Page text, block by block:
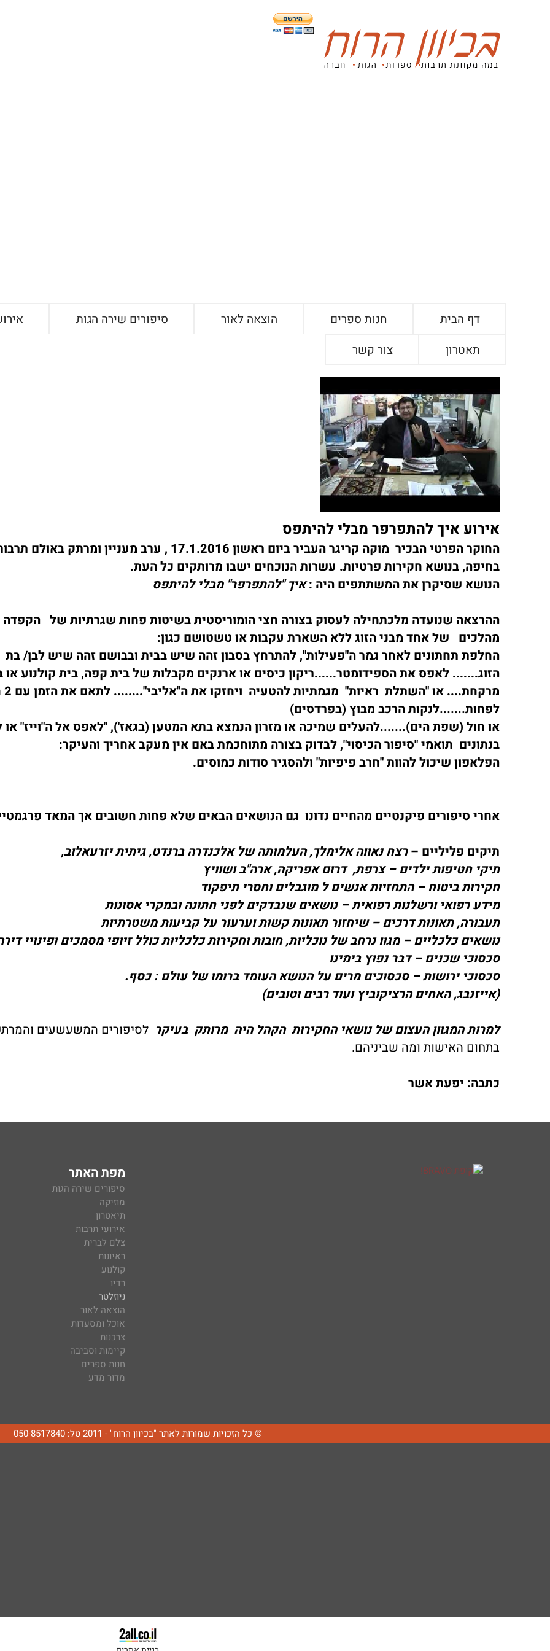
דף הבית חנות ספרים הוצאה לאור סיפורים שירה הגות
תאטרון
צור קשר
אירוע איך להתפרפר מבלי להיתפס
החוקר הפרטי הבכיר מוקה קריגר העביר ביום ראשון 17.1.2016 , ערב מעניין ומרתק באולם
בחיפה, בנושא חקירות פרטיות. עשרות הנוכחים ישבו מרותקים כל העת.
הנושא שסיקרן את המשתתפים היה :איך "להתפרפר" מבלי להיתפס
ההרצאה שנועדה מלכתחילה לעסוק בצורה חצי הומוריסטית בשיטות פחות שגרתיות של
מהלכים של אחד מבני הזוג ללא השארת עקבות או טשטושם כגון:
החלפת תחתונים לאחר גמר ה"פעילות", להתרחץ בסבון זהה שיש בבית ובבושם זהה שיש לבן/ בת
הזוג....... לאפס את הספידומטר......ריקון כיסים או ארנקים מקבלות של בית קפה, בית קולנוע או
מרקחת.... או "השתלת ראיות"
לפחות.......לנקות הרכב מבוץ (בפרדסים)
או חול (שפת הים).......להעלים שמיכה או מזרון הנמצא בתא המטען (בגאז'), "לאפס אל ה"וייז" או
בנתונים תואמי "סיפור הכיסוי", לבדוק בצורה מתוחכמת באם אין מעקב אחריך והעיקר:
הפלאפון שיכול להוות "חרב פיפיות" ולהסגיר סודות כמוסים.
אחרי סיפורים פיקנטיים מהחיים נדונו גם הנושאים הבאים שלא פחות חשובים אך המאד
תיקים פליליים –רצח נאווה אלימלך, העלמותה של אלכנדרה ברנדט, גיתית יזרעאלוב,
תיקי חטיפות ילדים – צרפת, דרום אפריקה, ארה"ב ושוויץ
חקירות ביטוח – התחזיות אנשים ל מוגבלים וחסרי תיפקוד
מידע רפואי ורשלנות רפואית – נושאים שנבדקים לפני חתונה ובמקרי אסונות
תעבורה, תאונות דרכים – שיחזור תאונות קשות וערעור על קביעות משטרתיות
נושאים כלכליים – מגוו נרחב של נוכליות, חובות וחקירות כלכליות כולל זיופי מסמכים ופינויי
סכסוכי שכנים – דבר נפוץ בימינו
סכסוכי ירושות – סכסוכים מרים על הנושא העומד ברומו של עולם : כסף.
(אייזנבג, האחים הרציקוביץ ועוד רבים וטובים)
למרות המגוון העצום של נושאי החקירות הקהל היה מרותק בעיקר לסיפורים המשעשעים
בתחום האישות ומה שביניהם.
כתבה: יפעת אשר
מפת האתר
סיפורים שירה הגות
מוזיקה
תיאטרון
אירועי תרבות
צלם לברית
ראיונות
קולנוע
רדיו
ניוזלטר
הוצאה לאור
אוכל ומסעדות
צרכנות
קיימות וסביבה
חנות ספרים
מדור מדע
© כל הזכויות שמורות לאתר "בכיוון הרוח" - 2011 טל: 050-8517840